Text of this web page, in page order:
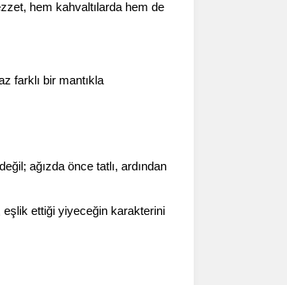
hem kahvaltılarda hem de
farklı bir mantıkla
ağızda önce tatlı, ardından
ettiği yiyeceğin karakterini